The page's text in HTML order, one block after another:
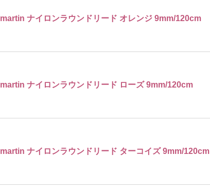
martin ナイロンラウンドリード オレンジ 9mm/120cm
martin ナイロンラウンドリード ローズ 9mm/120cm
martin ナイロンラウンドリード ターコイズ 9mm/120cm